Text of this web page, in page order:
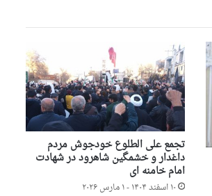
تجمع علی الطلوع خودجوش مردم
داغدار و خشمگین شاهرود در شهادت
امام خامنه ای
۱۰ اسفند ۱۴۰۴ - ۱ مارس ۲۰۲۶